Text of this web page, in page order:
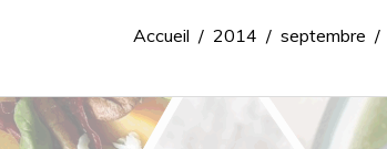
Accueil 2014 septembre